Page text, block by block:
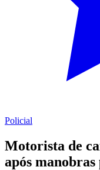
Policial
Motorista de
após manobras